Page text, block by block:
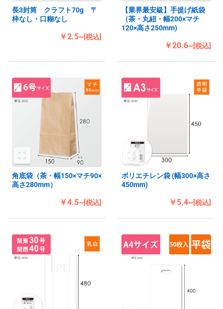
長3封筒 クラフト70g 〒
枠なし・口糊なし
￥2.5~[税込]
【業界最安級】手提げ紙袋
（茶・丸紐・幅200×マチ
120×高さ250mm)
￥20.6~[税込]
角底袋（茶・幅150×マチ90×
高さ280mm）
￥4.5~[税込]
ポリエチレン袋 (幅300×高さ
450mm)
￥5.4~[税込]